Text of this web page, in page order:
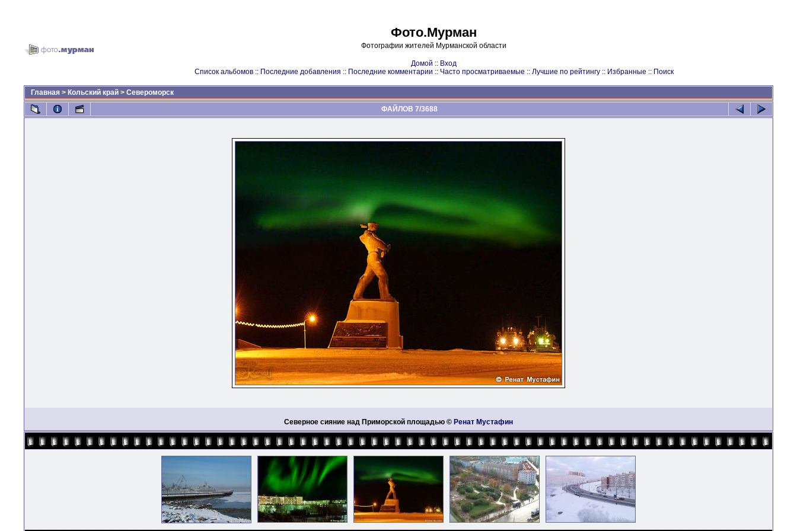
Фото.Мурман
Фотографии жителей Мурманской области
Домой :: Вход
Список альбомов:: Последние добавления :: Последние комментарии :: Часто просматриваемые :: Лучшие по рейтингу:: Избранные :: Поиск
Главная > Кольский край > Североморск
ФАЙЛОВ 7/3688
Северное сияние над Приморской площадью © Ренат Мустафин